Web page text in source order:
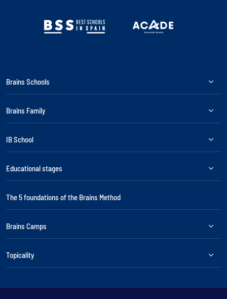
Brains Schools
Brains Family
IB School
Educational stages
The 5 foundations of the Brains Method
Brains Camps
Topicality